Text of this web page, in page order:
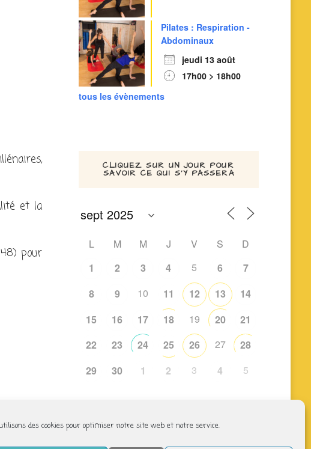
des cookies pour optimiser notre site web et notre service.
et la
pour
Pilates : Respiration -
Abdominaux
jeudi 13 août
17h00 > 18h00
tous les évènements
CLIQUEZ SUR UN JOUR POUR
SAVOIR CE QUI S’Y PASSERA
L M M J V S
D
1
2 3 4 5 6
7
8
9 10 11 12 13
14
15
16 17 18 19 20
21
22
23 24 25 26 27
28
29
30 1 2 3 4 5